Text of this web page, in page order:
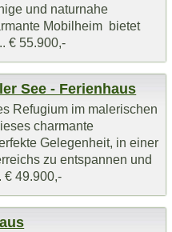
und naturnahe
Mobilheim bietet
€ 55.900,-
See - Ferienhaus
Refugium im malerischen
charmante
Gelegenheit, in einer
zu entspannen und
€ 49.900,-